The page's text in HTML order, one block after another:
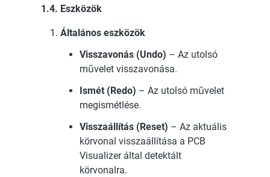
1.4. Eszközök
Általános eszközök
Visszavonás (Undo) – Az utolsó
művelet visszavonása.
Ismét (Redo) – Az utolsó művelet
megismétlése.
Visszaállítás (Reset) – Az aktuális
körvonal visszaállítása a PCB
Visualizer által detektált
körvonalra.